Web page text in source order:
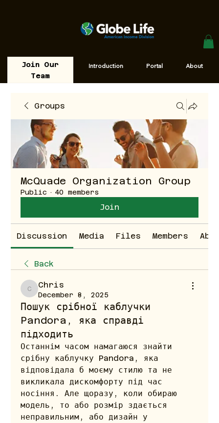
Join Our
Team
Introduction Portal About
Groups
McQuade Organization Group
Public · 40 members
Join
Discussion Media Files Members
Back
Chris
Chris
December 8, 2025
Пошук срібної каблучки
Pandora, яка справді
підходить
Останнім часом намагаюся знайти
срібну каблучку Pandora, яка
відповідала б моєму стилю та не
викликала дискомфорту під час
носіння. Але щоразу, коли обираю
модель, то або розмір здається
неправильним, або дизайн у